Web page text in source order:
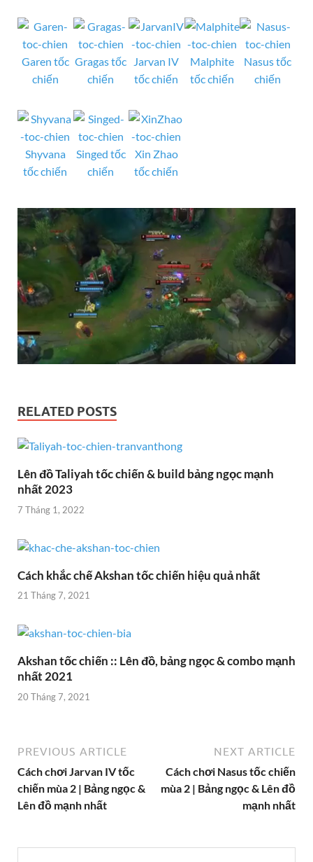
Garen tốc
chiến
Gragas tốc
chiến
Jarvan IV
tốc chiến
Malphite
tốc chiến
Nasus tốc
chiến
Shyvana
tốc chiến
Singed tốc
chiến
Xin Zhao
tốc chiến
RELATED POSTS
Lên đồ Taliyah tốc chiến & build bảng ngọc mạnh
nhất 2023
7 Tháng 1, 2022
Cách khắc chế Akshan tốc chiến hiệu quả nhất
21 Tháng 7, 2021
Akshan tốc chiến :: Lên đồ, bảng ngọc & combo mạnh
nhất 2021
20 Tháng 7, 2021
PREVIOUS ARTICLE
Cách chơi Jarvan IV tốc
chiến mùa 2 | Bảng ngọc &
Lên đồ mạnh nhất
NEXT ARTICLE
Cách chơi Nasus tốc chiến
mùa 2 | Bảng ngọc & Lên đồ
mạnh nhất